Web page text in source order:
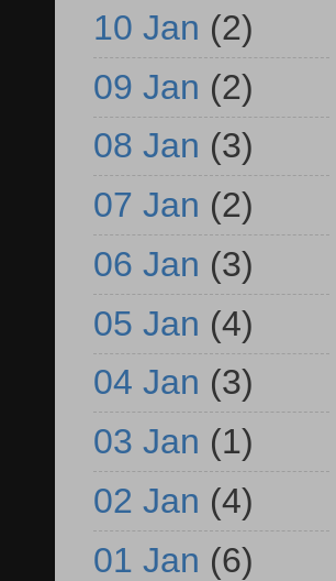
10 Jan (2)
09 Jan (2)
08 Jan (3)
07 Jan (2)
06 Jan (3)
05 Jan (4)
04 Jan (3)
03 Jan (1)
02 Jan (4)
01 Jan (6)